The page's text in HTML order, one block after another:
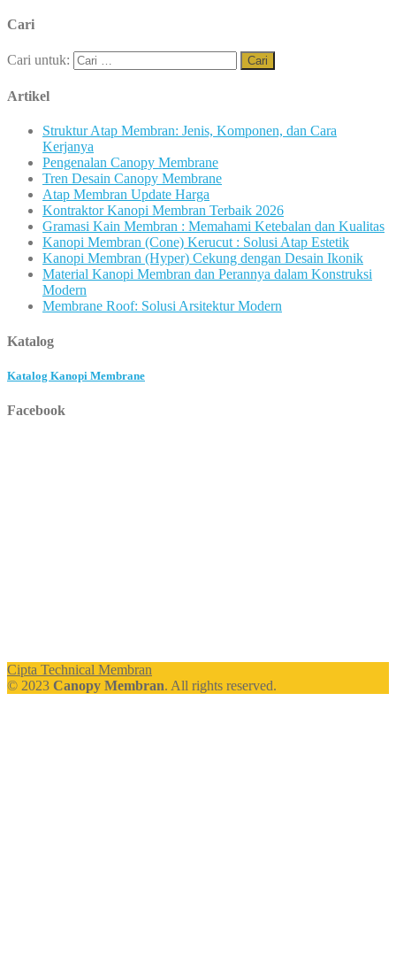
Cari
Cari untuk:
Artikel
Struktur Atap Membran: Jenis, Komponen, dan Cara
Kerjanya
Pengenalan Canopy Membrane
Tren Desain Canopy Membrane
Atap Membran Update Harga
Kontraktor Kanopi Membran Terbaik 2026
Gramasi Kain Membran : Memahami Ketebalan dan Kualitas
Kanopi Membran (Cone) Kerucut : Solusi Atap Estetik
Kanopi Membran (Hyper) Cekung dengan Desain Ikonik
Material Kanopi Membran dan Perannya dalam Konstruksi
Modern
Membrane Roof: Solusi Arsitektur Modern
Katalog
Katalog Kanopi Membrane
Facebook
Cipta Technical Membran
© 2023 Canopy Membran. All rights reserved.